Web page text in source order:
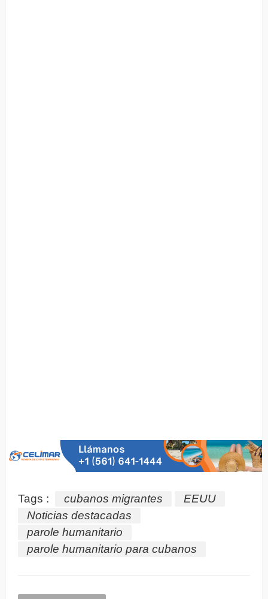
Tags : cubanos migrantes
EEUU
Noticias destacadas
parole humanitario
parole humanitario para cubanos